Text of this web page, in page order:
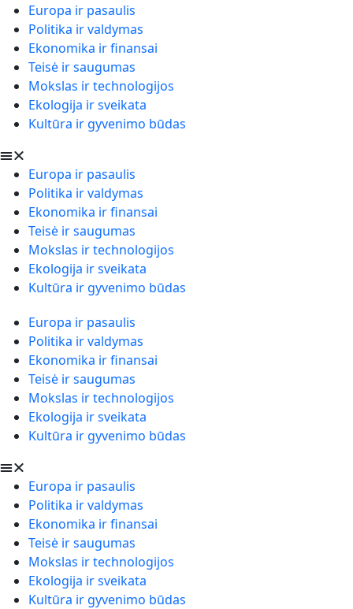
Europa ir pasaulis
Politika ir valdymas
Ekonomika ir finansai
Teisė ir saugumas
Mokslas ir technologijos
Ekologija ir sveikata
Kultūra ir gyvenimo būdas
Europa ir pasaulis
Politika ir valdymas
Ekonomika ir finansai
Teisė ir saugumas
Mokslas ir technologijos
Ekologija ir sveikata
Kultūra ir gyvenimo būdas
Europa ir pasaulis
Politika ir valdymas
Ekonomika ir finansai
Teisė ir saugumas
Mokslas ir technologijos
Ekologija ir sveikata
Kultūra ir gyvenimo būdas
Europa ir pasaulis
Politika ir valdymas
Ekonomika ir finansai
Teisė ir saugumas
Mokslas ir technologijos
Ekologija ir sveikata
Kultūra ir gyvenimo būdas